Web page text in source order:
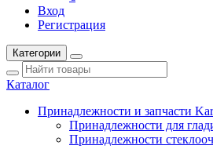
Вход
Регистрация
Категории
Каталог
Принадлежности и запчасти
Принадлежности для
Принадлежности